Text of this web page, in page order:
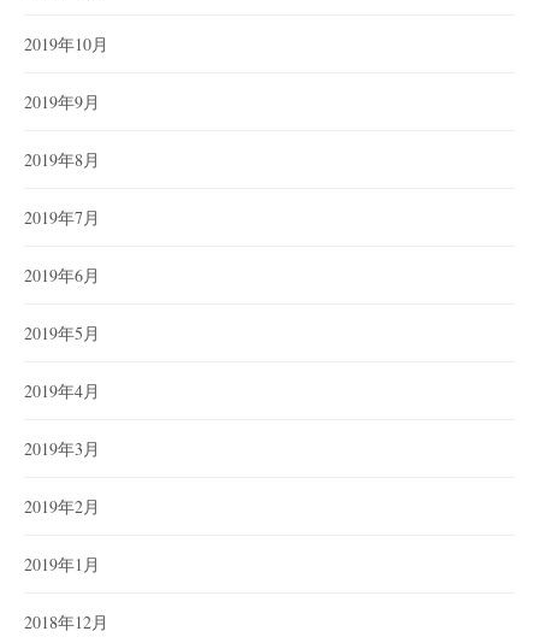
2019年10月
2019年9月
2019年8月
2019年7月
2019年6月
2019年5月
2019年4月
2019年3月
2019年2月
2019年1月
2018年12月